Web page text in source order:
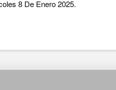
8 De Enero 2025.